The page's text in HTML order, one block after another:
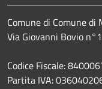
Comune di Comune di
Via Giovanni Bovio
Codice Fiscale:
Partita IVA: